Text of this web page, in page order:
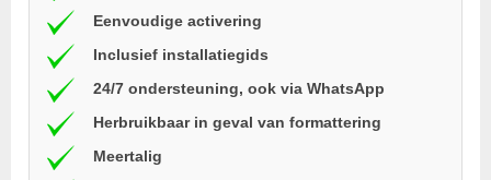
Eenvoudige activering
Inclusief installatiegids
24/7 ondersteuning, ook via WhatsApp
Herbruikbaar in geval van formattering
Meertalig